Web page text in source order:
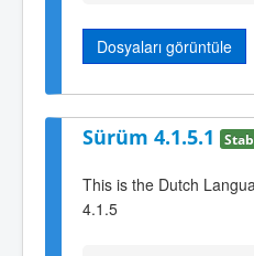
Dosyaları görüntüle
Sürüm 4.1.5.1
This is the Dutch
4.1.5